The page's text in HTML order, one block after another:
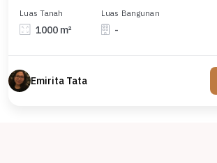
Luas Tanah
1000 m²
Luas Bangunan
-
Emirita Tata